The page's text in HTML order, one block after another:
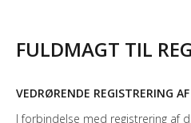
FULDMAGT TIL
VEDRØRENDE REGISTRERING
I forbindelse med registrering af